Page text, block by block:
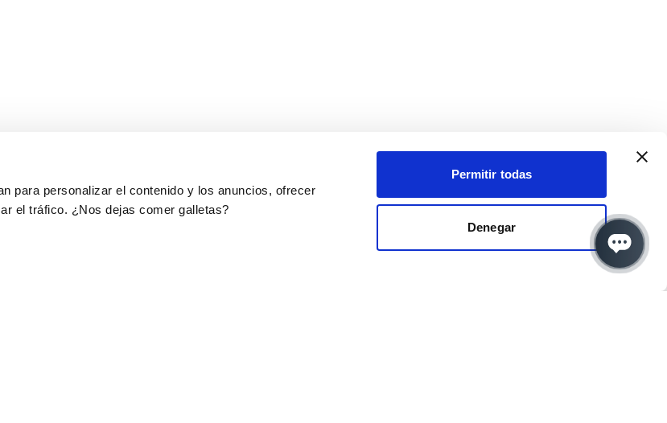
para personalizar el contenido y los anuncios, ofrecer
el tráfico. ¿Nos dejas comer galletas?
Permitir todas
Denegar